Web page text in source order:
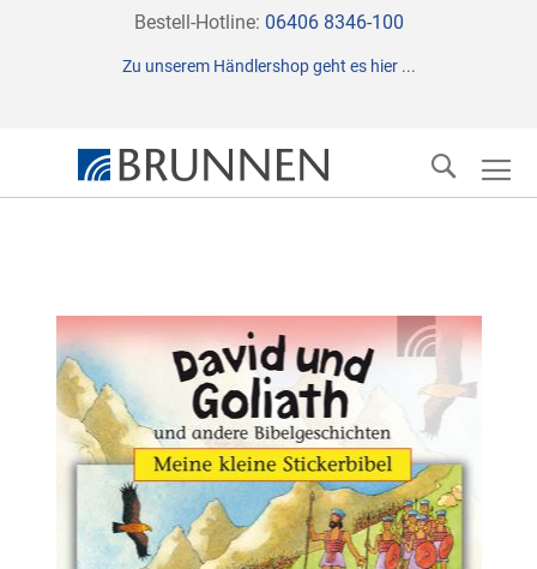
Direkt
Inhalt
Bestell-Hotline: 06406 8346-100
Zu unserem Händlershop geht es hier ...
Suche